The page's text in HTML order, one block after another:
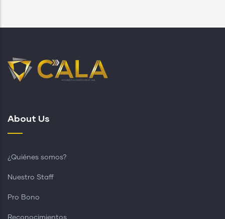
About Us
¿Quiénes somos?
Nuestro Staff
Pro Bono
Reconocimientos